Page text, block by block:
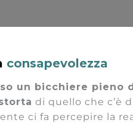
consapevolezza
un bicchiere pieno
di quello che c’è
ci fa percepire la